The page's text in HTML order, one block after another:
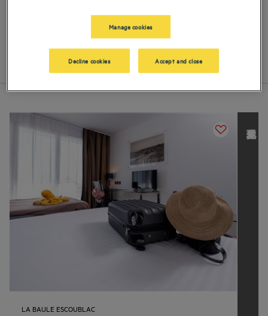
预定我们在拉波勒埃的4星或5星的豪华酒店，无论是家庭
假期还是商务旅行，您都将度过一个美好的周末。
列表 地图
LA BAULE ESCOUBLAC
Manage cookies
Decline cookies Accept and close